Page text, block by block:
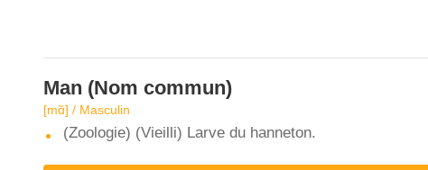
Man (Nom commun)
[mɑ̃] / Masculin
(Zoologie) (Vieilli) Larve du hanneton.